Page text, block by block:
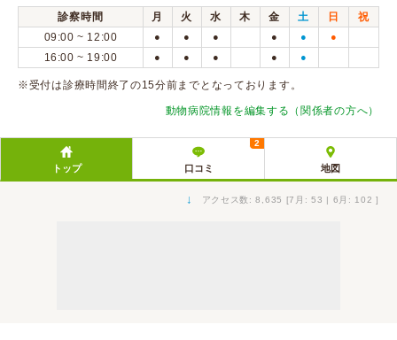
Calooペットとは？
口コミ投稿
診察時間 月 火 水 木 金 土 日
祝
09:00 ~ 12:00
● ● ● ● ● ●
16:00 ~ 19:00 ● ● ● ● ●
※受付は診療時間終了の15分前までとなっております。
動物病院情報を編集する（関係者の方へ）
トップ 口コミ
2
地図
↓ アクセス数: 8,635 [7月: 53 | 6月: 102 ]